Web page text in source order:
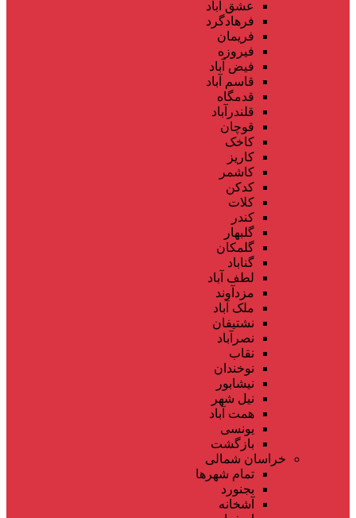
عشق آباد
فرهادگرد
فریمان
فیروزه
فیض آباد
قاسم آباد
قدمگاه
قلندرآباد
قوچان
کاخک
کاریز
کاشمر
کدکن
کلات
کندر
گلبهار
گلمکان
گناباد
لطف آباد
مزدآوند
ملک آباد
نشتیفان
نصرآباد
نقاب
نوخندان
نیشابور
نیل شهر
همت آباد
یونسی
بازگشت
خراسان شمالی
تمام شهر‌ها
بجنورد
آشخانه